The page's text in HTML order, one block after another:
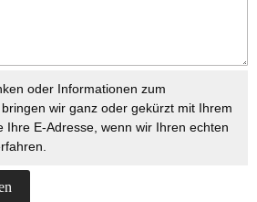
oder Informationen zum
wir ganz oder gekürzt mit Ihrem
Ihre E-Adresse, wenn wir Ihren echten